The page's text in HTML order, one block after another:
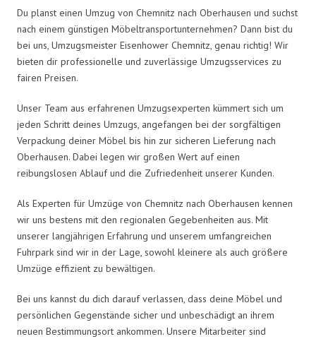
Du planst einen Umzug von Chemnitz nach Oberhausen und suchst
nach einem günstigen Möbeltransportunternehmen? Dann bist du
bei uns, Umzugsmeister Eisenhower Chemnitz, genau richtig! Wir
bieten dir professionelle und zuverlässige Umzugsservices zu
fairen Preisen.
Unser Team aus erfahrenen Umzugsexperten kümmert sich um
jeden Schritt deines Umzugs, angefangen bei der sorgfältigen
Verpackung deiner Möbel bis hin zur sicheren Lieferung nach
Oberhausen. Dabei legen wir großen Wert auf einen
reibungslosen Ablauf und die Zufriedenheit unserer Kunden.
Als Experten für Umzüge von Chemnitz nach Oberhausen kennen
wir uns bestens mit den regionalen Gegebenheiten aus. Mit
unserer langjährigen Erfahrung und unserem umfangreichen
Fuhrpark sind wir in der Lage, sowohl kleinere als auch größere
Umzüge effizient zu bewältigen.
Bei uns kannst du dich darauf verlassen, dass deine Möbel und
persönlichen Gegenstände sicher und unbeschädigt an ihrem
neuen Bestimmungsort ankommen. Unsere Mitarbeiter sind